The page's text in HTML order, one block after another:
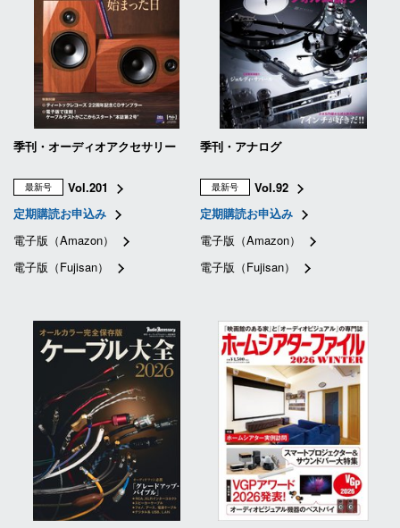
季刊・オーディオアクセサリー
最新号
Vol.201
定期購読お申込み
電子版（Amazon）
電子版（Fujisan）
季刊・アナログ
最新号
Vol.92
定期購読お申込み
電子版（Amazon）
電子版（Fujisan）